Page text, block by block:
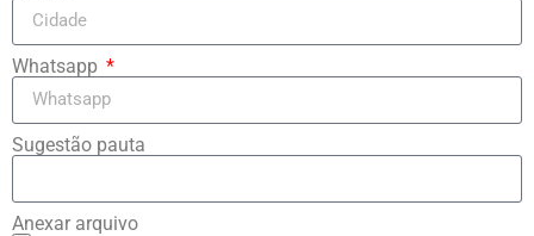
Whatsapp
Sugestão pauta
Anexar arquivo